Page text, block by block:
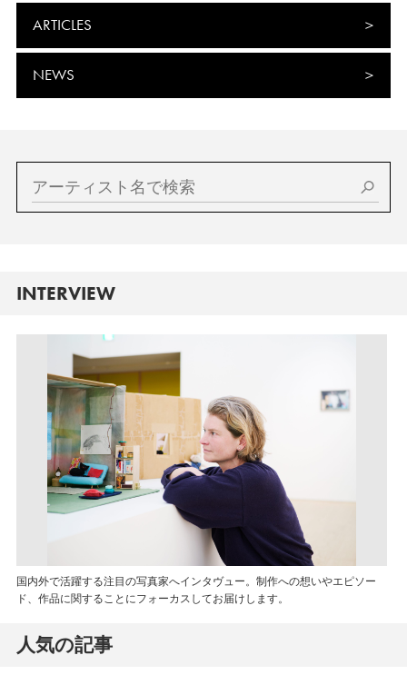
ARTICLES
NEWS
INTERVIEW
国内外で活躍する注目の写真家へインタヴュー。制作への想いやエピソー
ド、作品に関することにフォーカスしてお届けします。
人気の記事